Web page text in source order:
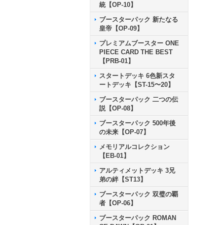
統【OP-10】
ブースターパック 新たなる
皇帝【OP-09】
プレミアムブースター ONE
PIECE CARD THE BEST
【PRB-01】
スタートデッキ 6色新スタ
ートデッキ【ST-15〜20】
ブースターパック 二つの伝
説【OP-08】
ブースターパック 500年後
の未来【OP-07】
メモリアルコレクション
【EB-01】
アルティメットデッキ 3兄
弟の絆【ST13】
ブースターパック 双璧の覇
者【OP-06】
ブースターパック ROMAN